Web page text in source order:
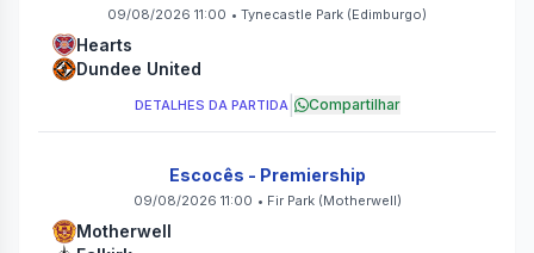
09/08/2026 11:00 • Tynecastle Park (Edimburgo)
Hearts
Dundee United
DETALHES DA PARTIDA| Compartilhar
Escocês - Premiership
09/08/2026 11:00 • Fir Park(Motherwell)
Motherwell